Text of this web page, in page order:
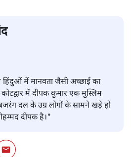
में मानवता जैसी अच्छाई का
में दीपक कुमार एक मुस्लिम
दल के उग्र लोगों के सामने खड़े हो
दीपक है।"